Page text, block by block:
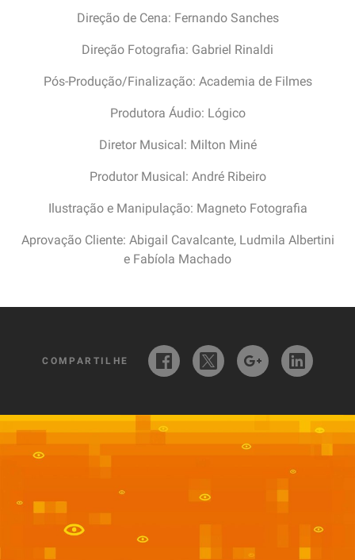
Direção de Cena: Fernando Sanches
Direção Fotografia: Gabriel Rinaldi
Pós-Produção/Finalização: Academia de Filmes
Produtora Áudio: Lógico
Diretor Musical: Milton Miné
Produtor Musical: André Ribeiro
Ilustração e Manipulação: Magneto Fotografia
Aprovação Cliente: Abigail Cavalcante, Ludmila Albertini
e Fabíola Machado
COMPARTILHE